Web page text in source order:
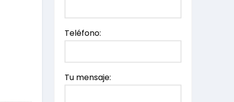
Teléfono:
Tu mensaje: